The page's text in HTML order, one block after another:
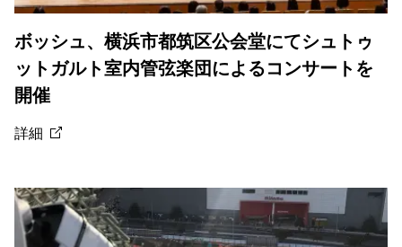
ボッシュ、横浜市都筑区公会堂にてシュトゥ
ットガルト室内管弦楽団によるコンサートを
開催
詳細